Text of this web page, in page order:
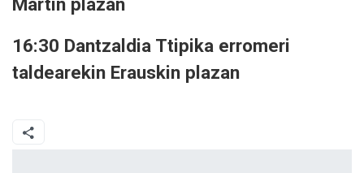
16:30 Dantzaldia Ttipika erromeri
taldearekin Erauskin plazan